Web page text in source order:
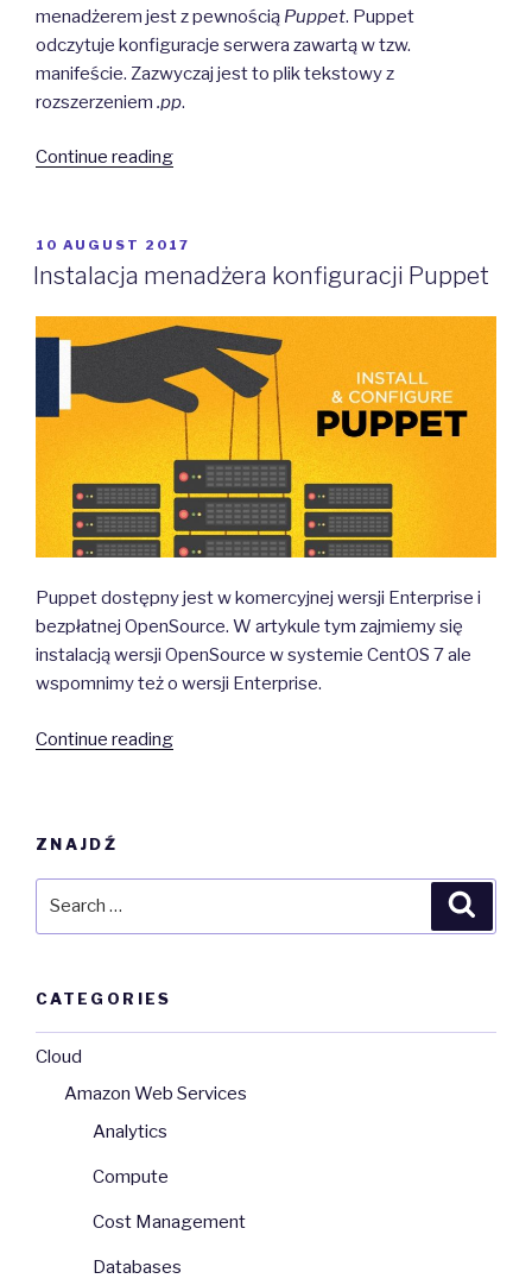
menadżerem jest z pewnością Puppet. Puppet
odczytuje konfiguracje serwera zawartą w tzw.
manifeście. Zazwyczaj jest to plik tekstowy z
rozszerzeniem .pp.
Continue reading“Język
cz.1”
POSTED
ON
10 AUGUST 2017
Instalacja menadżera konfiguracji Puppet
Puppet dostępny jest w komercyjnej wersji Enterprise i
bezpłatnej OpenSource. W artykule tym zajmiemy się
instalacją wersji OpenSource w systemie CentOS 7 ale
wspomnimy też o wersji Enterprise.
Continue reading“Instalacja
ZNAJDŹ
CATEGORIES
Cloud
Amazon Web Services
Analytics
Compute
Cost Management
Databases